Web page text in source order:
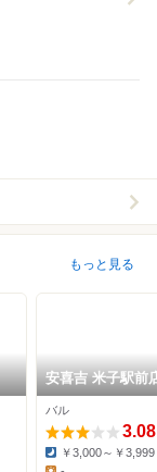
もっと見る
安喜吉 米子駅前
バル
3.08
Dinner:
￥3,000～￥3,999